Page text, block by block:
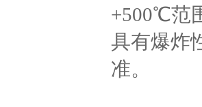
+500℃范
具有爆炸
准。